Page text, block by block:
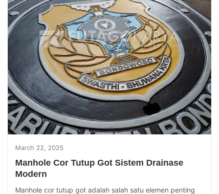
March 22, 2025
Manhole Cor Tutup Got Sistem Drainase
Modern
Manhole cor tutup got adalah salah satu elemen penting